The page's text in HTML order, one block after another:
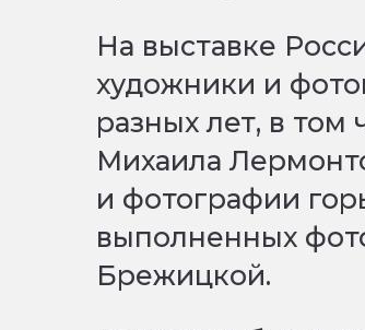
На выставке
художники и
разных лет, в
Михаила
и фотографии
выполненных
Брежицкой.